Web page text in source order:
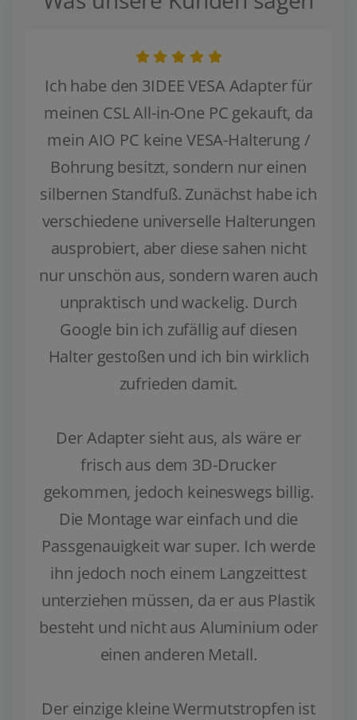
Ich habe den 3IDEE VESA Adapter für
meinen CSL All-in-One PC gekauft, da
mein AIO PC keine VESA-Halterung /
Bohrung besitzt, sondern nur einen
silbernen Standfuß. Zunächst habe ich
verschiedene universelle Halterungen
ausprobiert, aber diese sahen nicht
nur unschön aus, sondern waren auch
unpraktisch und wackelig. Durch
Google bin ich zufällig auf diesen
Halter gestoßen und ich bin wirklich
zufrieden damit.
Der Adapter sieht aus, als wäre er
frisch aus dem 3D-Drucker
gekommen, jedoch keineswegs billig.
Die Montage war einfach und die
Passgenauigkeit war super. Ich werde
ihn jedoch noch einem Langzeittest
unterziehen müssen, da er aus Plastik
besteht und nicht aus Aluminium oder
einen anderen Metall.
Der einzige kleine Wermutstropfen ist